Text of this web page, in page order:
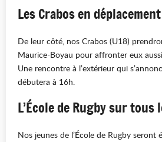
Les Crabos en
De leur côté, nos Crabos (U18)
Maurice-Boyau pour affronter eux
Une rencontre à l’extérieur qui
débutera à 16h.
L’École de Rugby sur
Nos jeunes de l’École de Rugby seront